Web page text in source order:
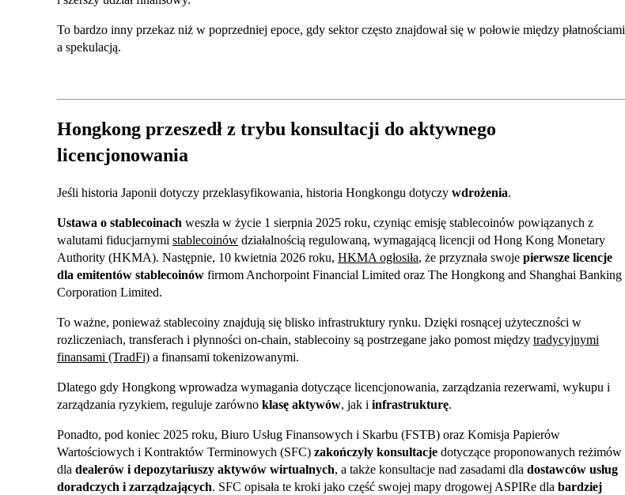
To bardzo inny przekaz niż w poprzedniej epoce, gdy sektor często znajdował się w połowie między płatnościami
a spekulacją.
Hongkong przeszedł z trybu konsultacji do aktywnego
licencjonowania
Jeśli historia Japonii dotyczy przeklasyfikowania, historia Hongkongu dotyczy wdrożenia.
Ustawa o stablecoinach weszła w życie 1 sierpnia 2025 roku, czyniąc emisję stablecoinów powiązanych z
walutami fiducjarnymi stablecoinów działalnością regulowaną, wymagającą licencji od Hong Kong Monetary
Authority (HKMA). Następnie, 10 kwietnia 2026 roku, HKMA ogłosiła, że przyznała swoje pierwsze licencje
dla emitentów stablecoinów firmom Anchorpoint Financial Limited oraz The Hongkong and Shanghai Banking
Corporation Limited.
To ważne, ponieważ stablecoiny znajdują się blisko infrastruktury rynku. Dzięki rosnącej użyteczności w
rozliczeniach, transferach i płynności on-chain, stablecoiny są postrzegane jako pomost między tradycyjnymi
finansami (TradFi) a finansami tokenizowanymi.
Dlatego gdy Hongkong wprowadza wymagania dotyczące licencjonowania, zarządzania rezerwami, wykupu i
zarządzania ryzykiem, reguluje zarówno klasę aktywów, jak i infrastrukturę.
Ponadto, pod koniec 2025 roku, Biuro Usług Finansowych i Skarbu (FSTB) oraz Komisja Papierów
Wartościowych i Kontraktów Terminowych (SFC) zakończyły konsultacje dotyczące proponowanych reżimów
dla dealerów i depozytariuszy aktywów wirtualnych, a także konsultacje nad zasadami dla dostawców usług
doradczych i zarządzających. SFC opisała te kroki jako część swojej mapy drogowej ASPIRe dla bardziej